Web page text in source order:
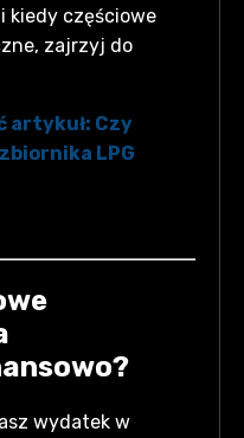
kiedy częściowe
zajrzyj do
artykuł: Czy
LPG
wydatek w